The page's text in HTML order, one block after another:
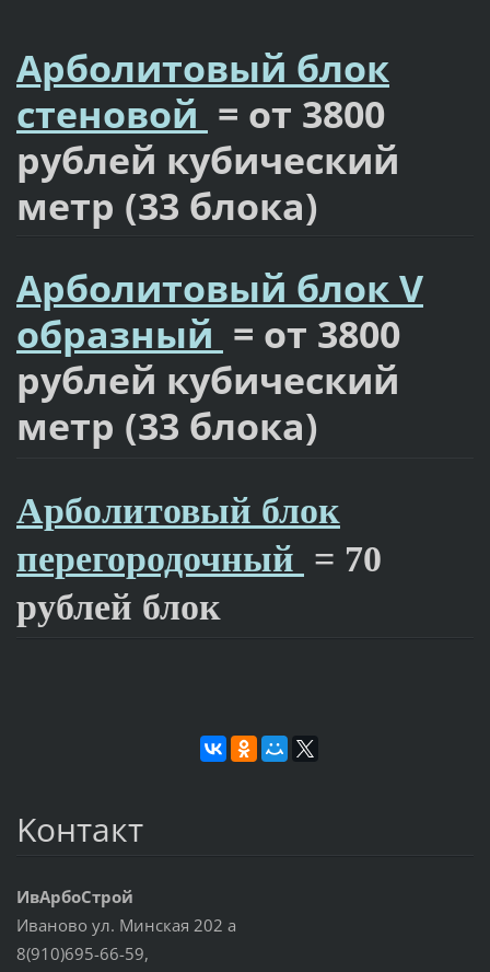
Арболитовый блок
стеновой = от 3800
рублей кубический
метр (33 блока)
Арболитовый блок V
образный = от 3800
рублей кубический
метр (33 блока)
Арболитовый блок
перегородочный = 70
рублей блок
Koнтакт
ИвАрбоСтрой
Иваново ул. Минская 202 а
8(910)695-66-59,